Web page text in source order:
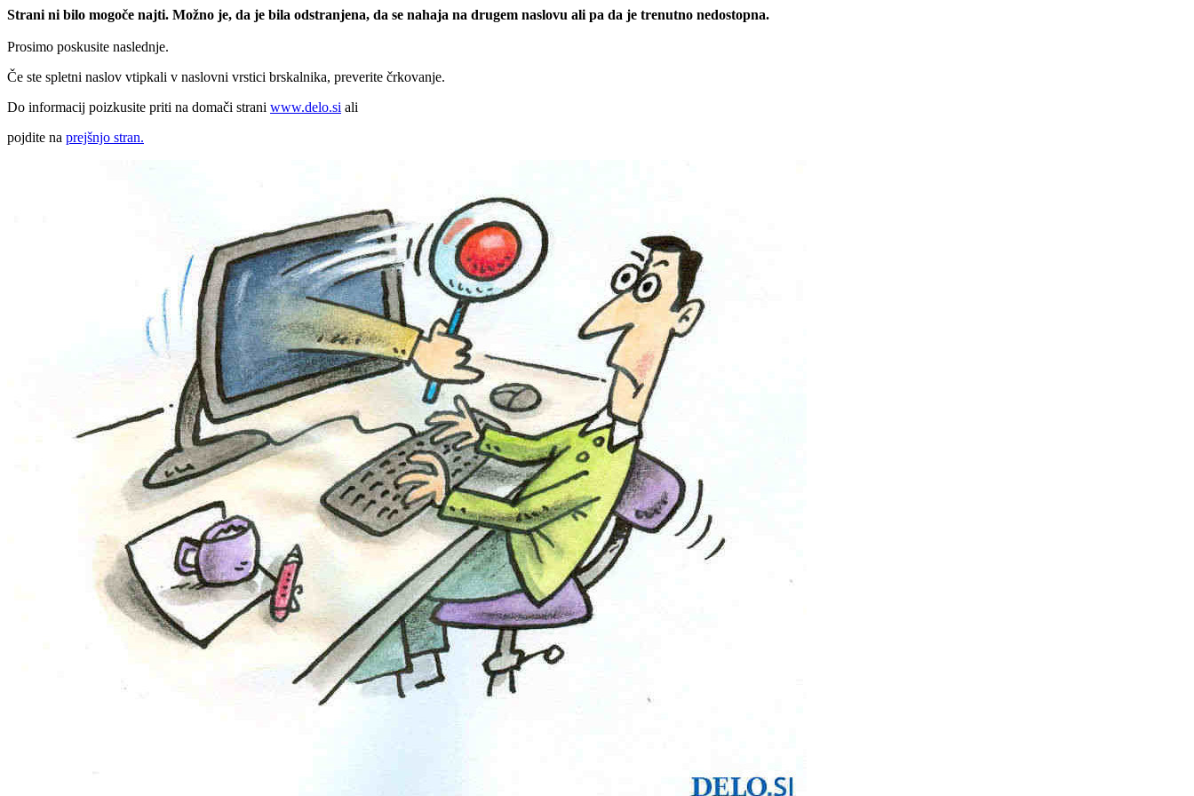
Strani ni bilo mogoče najti. Možno je, da je bila odstranjena, da se nahaja na drugem naslovu ali pa da je trenutno nedostopna.
Prosimo poskusite naslednje.
Če ste spletni naslov vtipkali v naslovni vrstici brskalnika, preverite črkovanje.
Do informacij poizkusite priti na domači strani www.delo.si ali
pojdite na prejšnjo stran.